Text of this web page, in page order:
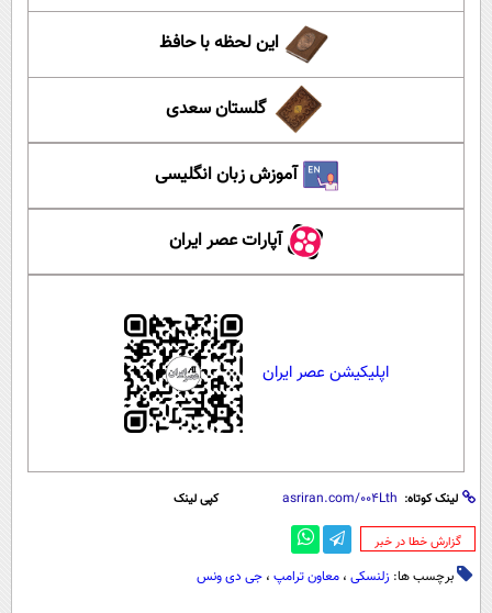
این لحظه با حافظ
گلستان سعدی
آموزش زبان انگلیسی
آپارات عصر ایران
اپلیکیشن عصر ایران
لینک کوتاه: کپی لینک
‌گزارش خطا در خبر
برچسب ها: زلنسکی ، معاون ترامپ ، جی دی ونس